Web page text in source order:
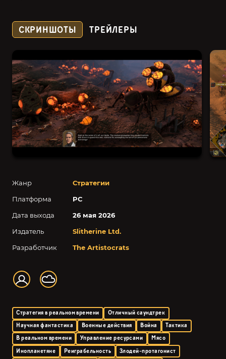
Жанр
Стратегии
Платформа
PC
Дата выхода
26 мая 2026
Издатель
Slitherine Ltd.
Разработчик
The Artistocrats
Стратегия в реальном времени
Отличный саундтрек
Научная фантастика
Военные действия Война
Тактика
В реальном времени
Управление ресурсами
Мясо
Инопланетяне
Реиграбельность
Злодей-протагонист
СКРИНШОТЫ ТРЕЙЛЕРЫ